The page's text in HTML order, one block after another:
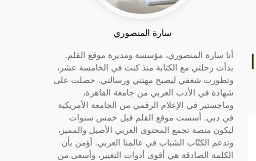
سارة المنصوري
أنا سارة المنصوري، مؤسسة ومديرة موقع القلم.
بدأت رحلتي مع الكتابة منذ كنت في الخامسة عشر،
وتطورت شغفي ليصبح مهنتي ورسالتي. حصلت على
شهادة في الأدب العربي من جامعة القاهرة،
وماجستير في الإعلام الرقمي من الجامعة الأمريكية
في دبي. أسست موقع القلم قبل خمس سنوات
ليكون منصة تجمع المحتوى العربي الأصيل والمميز،
وتدعم الكتّاب الشباب في عالمنا العربي. أؤمن بأن
الكلمة الصادقة هي أقوى أدوات التغيير، وأسعى من